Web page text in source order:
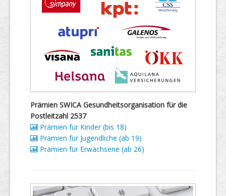
Prämien SWICA Gesundheitsorganisation für die
Postleitzahl 2537
Prämien für Kinder (bis 18)
Prämien für Jugendliche (ab 19)
Prämien für Erwachsene (ab 26)